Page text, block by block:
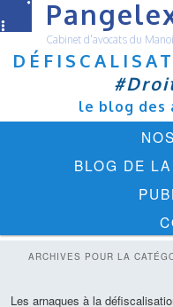
Cabinet d'avocats du
le blog des
BLOG DE
ARCHIVES POUR LA
Les arnaques à la